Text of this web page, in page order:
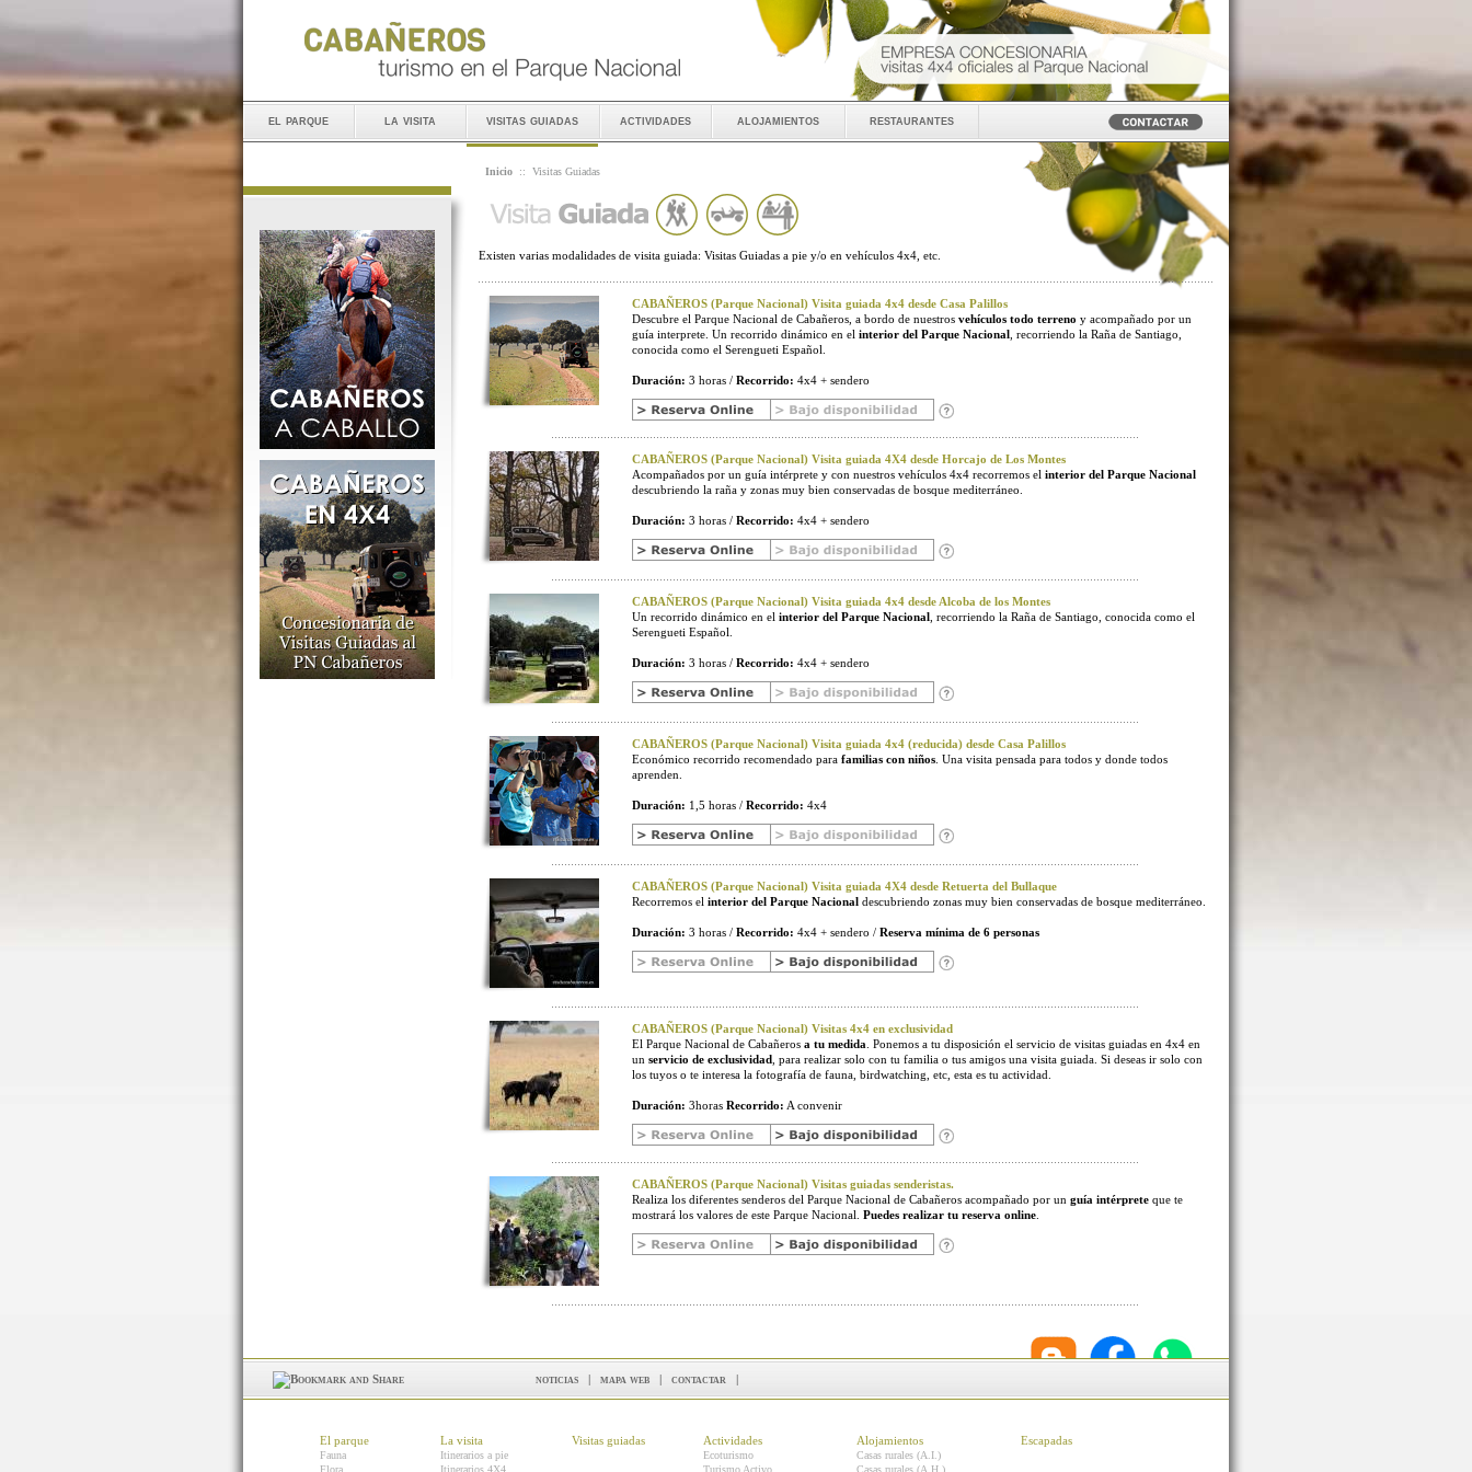
el parque la visita visitas guiadas actividades alojamientos restaurantes
Inicio :: Visitas Guiadas
Existen varias modalidades de visita guiada: Visitas Guiadas a pie y/o en vehículos 4x4, etc.
CABAÑEROS (Parque Nacional) Visita guiada 4x4 desde Casa Palillos
Descubre el Parque Nacional de Cabañeros, a bordo de nuestros vehículos todo terreno y acompañado por un
guía interprete. Un recorrido dinámico en el interior del Parque Nacional , recorriendo la Raña de Santiago,
conocida como el Serengueti Español.
Duración: 3 horas / Recorrido: 4x4 + sendero
CABAÑEROS (Parque Nacional) Visita guiada 4X4 desde Horcajo de Los Montes
Acompañados por un guía intérprete y con nuestros vehículos 4x4 recorremos el interior del Parque Nacional
descubriendo la raña y zonas muy bien conservadas de bosque mediterráneo.
Duración: 3 horas / Recorrido: 4x4 + sendero
CABAÑEROS (Parque Nacional) Visita guiada 4x4 desde Alcoba de los Montes
Un recorrido dinámico en el interior del Parque Nacional , recorriendo la Raña de Santiago, conocida como el
Serengueti Español.
Duración: 3 horas / Recorrido: 4x4 + sendero
CABAÑEROS (Parque Nacional) Visita guiada 4x4 (reducida) desde Casa Palillos
Económico recorrido recomendado para familias con niños . Una visita pensada para todos y donde todos
aprenden.
Duración: 1,5 horas / Recorrido: 4x4
CABAÑEROS (Parque Nacional) Visita guiada 4X4 desde Retuerta del Bullaque
Recorremos el interior del Parque Nacional descubriendo zonas muy bien conservadas de bosque mediterráneo.
Duración: 3 horas / Recorrido: 4x4 + sendero / Reserva mínima de 6 personas
CABAÑEROS (Parque Nacional) Visitas 4x4 en exclusividad
El Parque Nacional de Cabañeros a tu medida . Ponemos a tu disposición el servicio de visitas guiadas en 4x4 en
un servicio de exclusividad , para realizar solo con tu familia o tus amigos una visita guiada. Si deseas ir solo con
los tuyos o te interesa la fotografía de fauna, birdwatching, etc, esta es tu actividad.
Duración: 3horas Recorrido: A convenir
CABAÑEROS (Parque Nacional) Visitas guiadas senderistas.
Realiza los diferentes senderos del Parque Nacional de Cabañeros acompañado por un guía intérprete que te
mostrará los valores de este Parque Nacional. Puedes realizar tu reserva online
noticias | mapa web | contactar |
El parque
Fauna
Flora
La visita
Itinerarios a pie
Itinerarios 4X4
Visitas guiadas Actividades
Ecoturismo
Turismo Activo
Alojamientos
Casas rurales (A.I.)
Casas rurales (A.H.)
Escapadas